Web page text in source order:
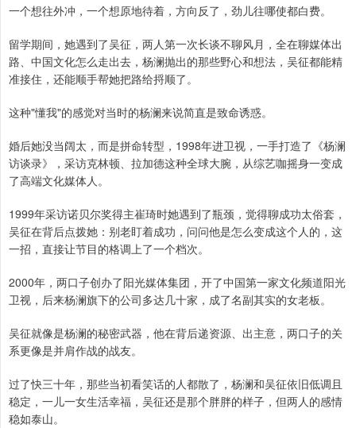
一个想往外冲，一个想原地待着，方向反了，劲儿往哪使都白费。
留学期间，她遇到了吴征，两人第一次长谈不聊风月，全在聊媒体出
路、中国文化怎么走出去，杨澜抛出的那些野心和想法，吴征都能精
准接住，还能顺手帮她把路给捋顺了。
这种"懂我"的感觉对当时的杨澜来说简直是致命诱惑。
婚后她没当阔太，而是拼命转型，1998年进卫视，一手打造了《杨澜
访谈录》，采访克林顿、拉加德这种全球大腕，从综艺咖摇身一变成
了高端文化媒体人。
1999年采访诺贝尔奖得主崔琦时她遇到了瓶颈，觉得聊成功太俗套，
吴征在背后点拨她：别老盯着成功，问问他是怎么变成这个人的，这
一招，直接让节目的格调上了一个档次。
2000年，两口子创办了阳光媒体集团，开了中国第一家文化频道阳光
卫视，后来杨澜旗下的公司多达几十家，成了名副其实的女老板。
吴征就像是杨澜的秘密武器，他在背后递资源、出主意，两口子的关
系更像是并肩作战的战友。
过了快三十年，那些当初看笑话的人都散了，杨澜和吴征依旧低调且
稳定，一儿一女生活幸福，吴征还是那个胖胖的样子，但两人的感情
稳如泰山。